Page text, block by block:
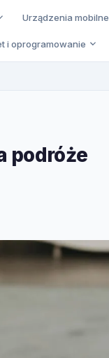
Urządzenia mobilne
i oprogramowanie
podróże